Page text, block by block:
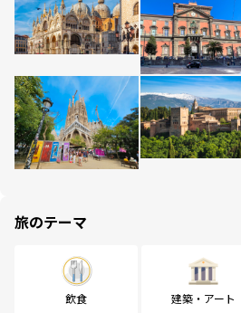
旅のテーマ
飲食 建築・アート